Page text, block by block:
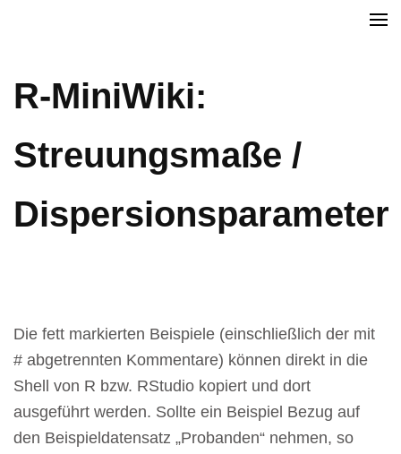
(Enter
R-MiniWiki:
Streuungsmaße /
Dispersionsparameter
Die fett markierten Beispiele (einschließlich der mit
# abgetrennten Kommentare) können direkt in die
Shell von R bzw. RStudio kopiert und dort
ausgeführt werden. Sollte ein Beispiel Bezug auf
den Beispieldatensatz „Probanden“ nehmen, so